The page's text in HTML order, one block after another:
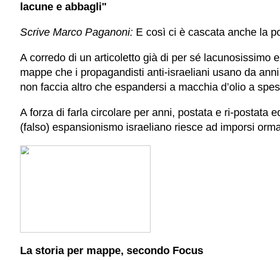
lacune e abbagli"
Scrive Marco Paganoni: E così ci è cascata anche la
A corredo di un articoletto già di per sé lacunosissimo
mappe che i propagandisti anti-israeliani usano da
non faccia altro che espandersi a macchia d’olio a
A forza di farla circolare per anni, postata e ri-postata
(falso) espansionismo israeliano riesce ad imporsi
La storia per mappe, secondo Focus